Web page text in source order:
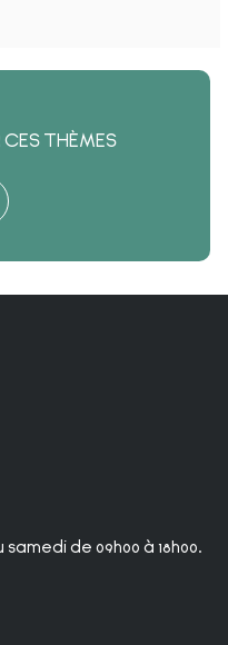
CES THÈMES
de 09h00 à 18h00.